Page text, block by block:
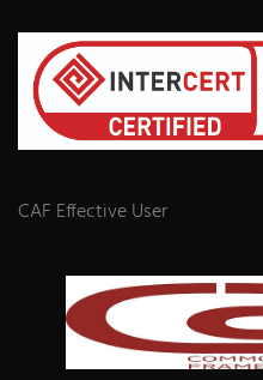
CAF Effective User